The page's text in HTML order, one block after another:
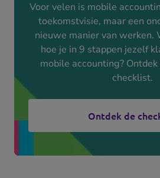
Voor velen is mobile
toekomstvisie, maar een
nieuwe manier van werken.
hoe je in 9 stappen jezelf
mobile accounting?
checklist.
Ontdek de